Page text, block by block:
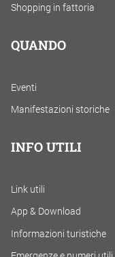
Shopping in fattoria
QUANDO
Eventi
Manifestazioni storiche
INFO UTILI
Link utili
App & Download
Informazioni turistiche